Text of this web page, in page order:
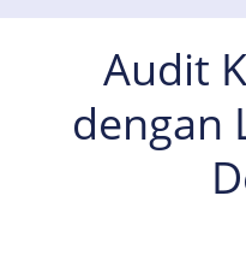
Audit
dengan